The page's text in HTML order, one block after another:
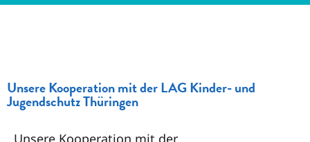
Unsere Kooperation mit der LAG Kinder- und
Jugendschutz Thüringen
Unsere Kooperation mit der